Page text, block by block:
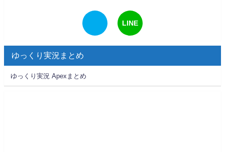
LINE
ゆっくり実況まとめ
ゆっくり実況 Apexまとめ